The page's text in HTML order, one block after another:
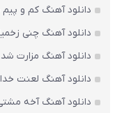
دانلود آهنگ کم و
دانلود آهنگ چنی
دانلود آهنگ مزارت شد
دانلود آهنگ لعنت
دانلود آهنگ آخه